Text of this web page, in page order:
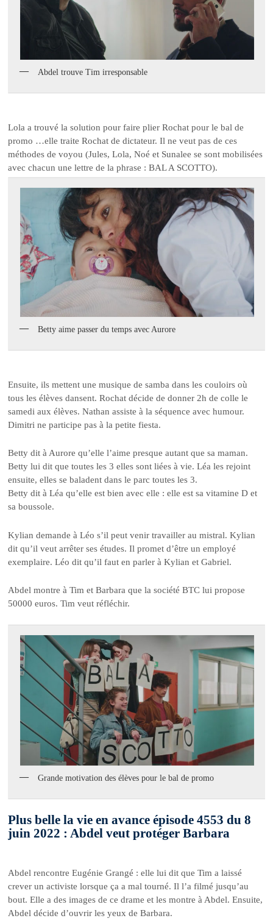
Abdel trouve Tim irresponsable
Lola a trouvé la solution pour faire plier Rochat pour le bal de
promo …elle traite Rochat de dictateur. Il ne veut pas de ces
méthodes de voyou (Jules, Lola, Noé et Sunalee se sont mobilisées
avec chacun une lettre de la phrase : BAL A SCOTTO).
Betty aime passer du temps avec Aurore
Ensuite, ils mettent une musique de samba dans les couloirs où
tous les élèves dansent. Rochat décide de donner 2h de colle le
samedi aux élèves. Nathan assiste à la séquence avec humour.
Dimitri ne participe pas à la petite fiesta.
Betty dit à Aurore qu’elle l’aime presque autant que sa maman.
Betty lui dit que toutes les 3 elles sont liées à vie. Léa les rejoint
ensuite, elles se baladent dans le parc toutes les 3.
Betty dit à Léa qu’elle est bien avec elle : elle est sa vitamine D et
sa boussole.
Kylian demande à Léo s’il peut venir travailler au mistral. Kylian
dit qu’il veut arrêter ses études. Il promet d’être un employé
exemplaire. Léo dit qu’il faut en parler à Kylian et Gabriel.
Abdel montre à Tim et Barbara que la société BTC lui propose
50000 euros. Tim veut réfléchir.
Grande motivation des élèves pour le bal de promo
Plus belle la vie en avance épisode 4553 du 8
juin 2022 : Abdel veut protéger Barbara
Abdel rencontre Eugénie Grangé : elle lui dit que Tim a laissé
crever un activiste lorsque ça a mal tourné. Il l’a filmé jusqu’au
bout. Elle a des images de ce drame et les montre à Abdel. Ensuite,
Abdel décide d’ouvrir les yeux de Barbara.